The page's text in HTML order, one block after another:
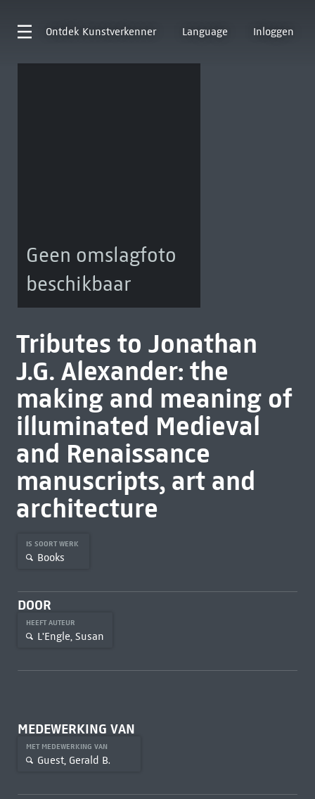
Ontdek Kunstverkenner Language Inloggen
Geen omslagfoto
beschikbaar
Tributes to Jonathan
J.G. Alexander: the
making and meaning of
illuminated Medieval
and Renaissance
manuscripts, art and
architecture
IS SOORT WERK
Books
DOOR
HEEFT AUTEUR
L'Engle, Susan
MEDEWERKING VAN
MET MEDEWERKING VAN
Guest, Gerald B.